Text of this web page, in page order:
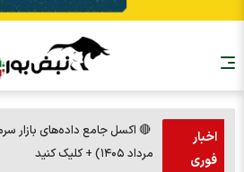
اخبار
فوری
مرداد ۱۴۰۵) + کلیک کنید